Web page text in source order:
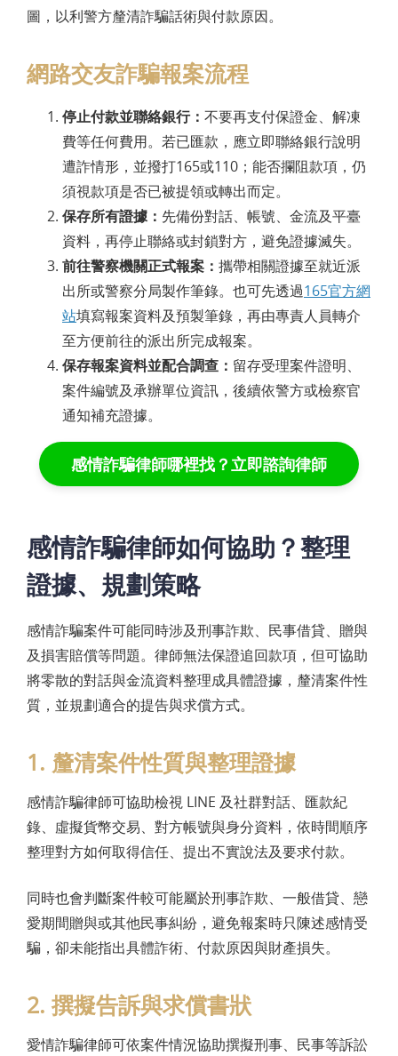
圖，以利警方釐清詐騙話術與付款原因。
網路交友詐騙報案流程
停止付款並聯絡銀行： 不要再支付保證金、解凍
費等任何費用。若已匯款，應立即聯絡銀行說明
遭詐情形，並撥打165或110；能否攔阻款項，仍
須視款項是否已被提領或轉出而定。
保存所有證據： 先備份對話、帳號、金流及平臺
資料，再停止聯絡或封鎖對方，避免證據滅失。
前往警察機關正式報案： 攜帶相關證據至就近派
出所或警察分局製作筆錄。也可先透過165官方網
站填寫報案資料及預製筆錄，再由專責人員轉介
至方便前往的派出所完成報案。
保存報案資料並配合調查： 留存受理案件證明、
案件編號及承辦單位資訊，後續依警方或檢察官
通知補充證據。
感情詐騙律師哪裡找？立即諮詢律師
感情詐騙律師如何協助？整理
證據、規劃策略
感情詐騙案件可能同時涉及刑事詐欺、民事借貸、贈與
及損害賠償等問題。律師無法保證追回款項，但可協助
將零散的對話與金流資料整理成具體證據，釐清案件性
質，並規劃適合的提告與求償方式。
1. 釐清案件性質與整理證據
感情詐騙律師可協助檢視 LINE 及社群對話、匯款紀
錄、虛擬貨幣交易、對方帳號與身分資料，依時間順序
整理對方如何取得信任、提出不實說法及要求付款。
同時也會判斷案件較可能屬於刑事詐欺、一般借貸、戀
愛期間贈與或其他民事糾紛，避免報案時只陳述感情受
騙，卻未能指出具體詐術、付款原因與財產損失。
2. 撰擬告訴與求償書狀
愛情詐騙律師可依案件情況協助撰擬刑事、民事等訴訟